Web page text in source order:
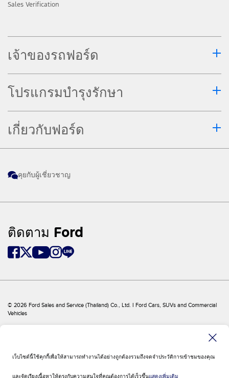
เว็บไซต์นี้ใช้คุกกี้เพื่อให้สามารถทำงานได้อย่างถูกต้องรวมถึงจดจำประวัติการเข้าชมของคุณ
และจัดเรียงเนื้อหาให้ตรงกับความสนใจที่คุณต้องการได้เร็วขึ้นแสดงเพิ่มเติม
Sales Verification
เจ้าของรถฟอร์ด
โปรแกรมบำรุงรักษา
เกี่ยวกับฟอร์ด
คุยกับผู้เชี่ยวชาญ
ติดตาม Ford
© 2026 Ford Sales and Service (Thailand) Co., Ltd. I Ford Cars, SUVs and Commercial
Vehicles
นโยบายบริษัทและเงื่อนไข
ลิงค์ฟอร์ดทั่วโลก